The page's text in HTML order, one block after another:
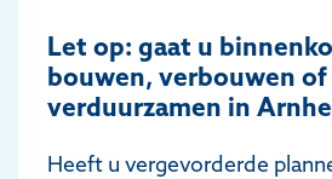
Let op: gaat u
bouwen, verbouwen of
verduurzamen in
Heeft u vergevorderde